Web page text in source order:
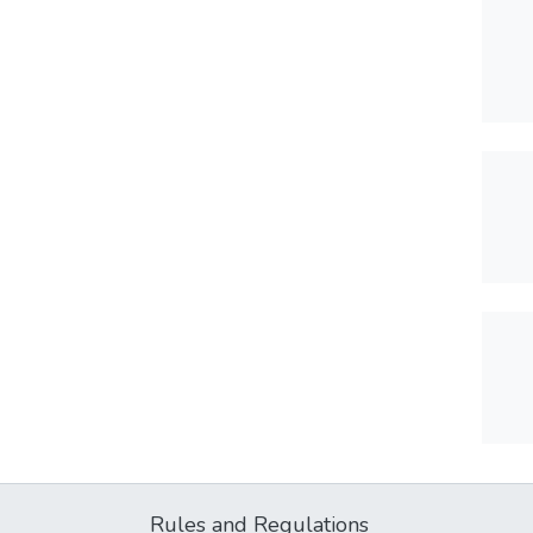
Rules and Regulations